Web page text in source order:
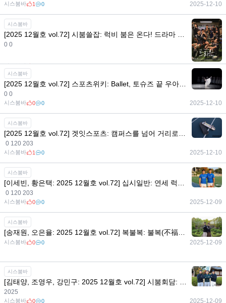
시스붐바 1 0 2025-12-10
시스붐바
0 0
시스붐바 2025-12-10
시스붐바
0 0
시스붐바 0 0 2025-12-10
시스붐바
0 120 203
시스붐바 1 0 2025-12-10
시스붐바
0 120 203
시스붐바 0 0 2025-12-09
시스붐바
시스붐바 0 0 2025-12-09
시스붐바
2025
시스붐바 0 0 2025-12-09